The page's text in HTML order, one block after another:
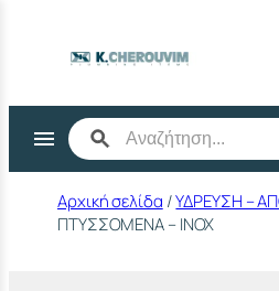
περιεχόμενο
Αρχική σελίδα /ΥΔΡΕΥΣΗ –
ΠΤΥΣΣΟΜΕΝΑ – ΙΝΟΧ